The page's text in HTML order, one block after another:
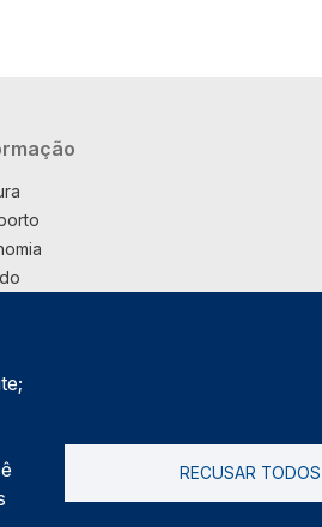
principal
RECUSAR TODOS